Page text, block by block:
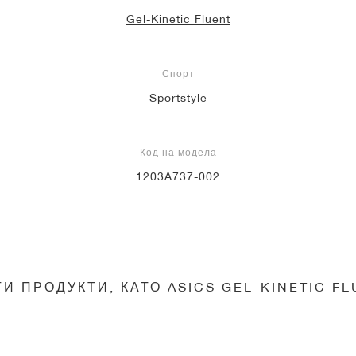
Gel-Kinetic Fluent
Спорт
Sportstyle
Код на модела
1203A737-002
ПРОДУКТИ, КАТО ASICS GEL-KINETIC